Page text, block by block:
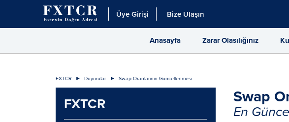
Üye Girişi Bize Ulaşın
Anasayfa Zarar Olasılığınız
FXTCR Duyurular Swap Oranlarının Güncellenmesi
FXTCR Swap
En